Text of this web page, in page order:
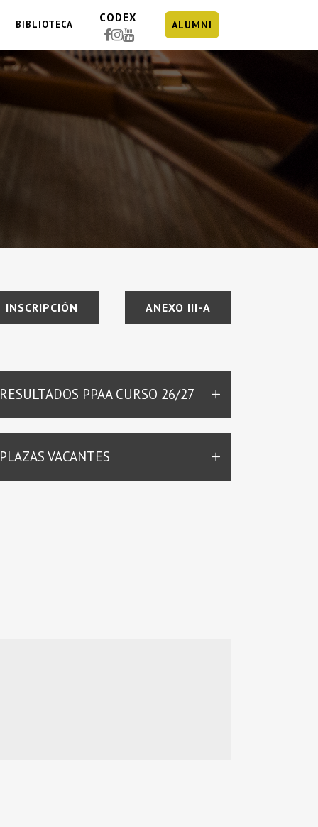
BIBLIOTECA
CODEX
ALUMNI
INSCRIPCIÓN ANEXO III-A
RESULTADOS PPAA CURSO 26/27
PLAZAS VACANTES